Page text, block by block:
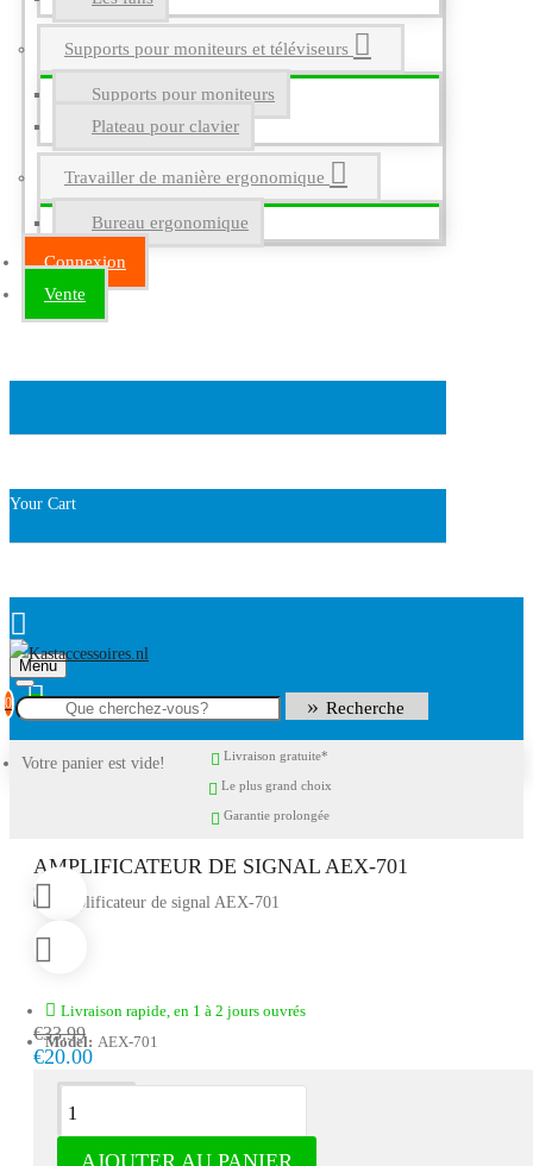
Supports pour moniteurs et téléviseurs
Supports pour moniteurs
Plateau pour clavier
Travailler de manière ergonomique
Bureau ergonomique
Connexion
Vente
Your Cart
Menu
0
Votre panier est vide!
Recherche
Livraison gratuite*
Le plus grand choix
Garantie prolongée
AMPLIFICATEUR DE SIGNAL AEX-701
Livraison rapide, en 1 à 2 jours ouvrés
Model: AEX-701
€33.99
€20.00
AJOUTER AU PANIER
Description